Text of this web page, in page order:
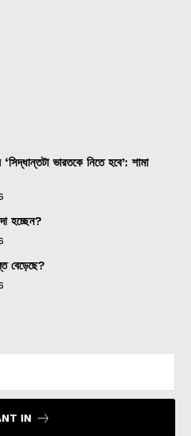
ভারতকে নিতে হবে’: শামা
হচ্ছেন?
বেড়েছে?
IN